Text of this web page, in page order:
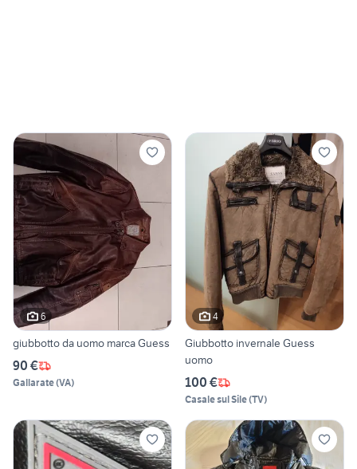
6
giubbotto da uomo marca Guess
90 €
Gallarate(VA)
4
Giubbotto invernale Guess
uomo
100 €
Casale sul Sile(TV)